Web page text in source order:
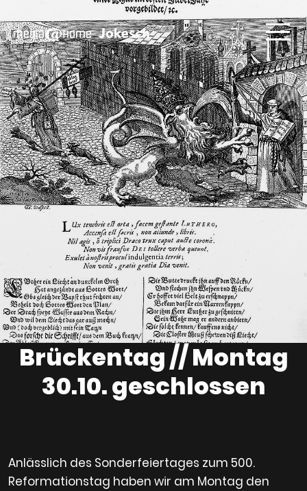
Brückentag // Montag
30.10. geschlossen
Anlässlich des Sonderfeiertages zum 500.
Reformationstag haben wir am Montag den